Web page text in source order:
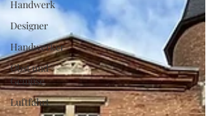
Handwerk
Designer
Handwerker
Obst und
Gemüse
Luftfahrt